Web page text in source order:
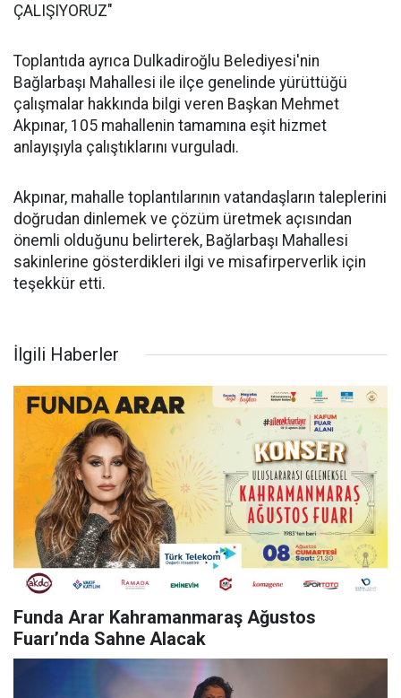
ÇALIŞIYORUZ"
Toplantıda ayrıca Dulkadiroğlu Belediyesi'nin
Bağlarbaşı Mahallesi ile ilçe genelinde yürüttüğü
çalışmalar hakkında bilgi veren Başkan Mehmet
Akpınar, 105 mahallenin tamamına eşit hizmet
anlayışıyla çalıştıklarını vurguladı.
Akpınar, mahalle toplantılarının vatandaşların taleplerini
doğrudan dinlemek ve çözüm üretmek açısından
önemli olduğunu belirterek, Bağlarbaşı Mahallesi
sakinlerine gösterdikleri ilgi ve misafirperverlik için
teşekkür etti.
İlgili Haberler
Funda Arar Kahramanmaraş Ağustos
Fuarı’nda Sahne Alacak